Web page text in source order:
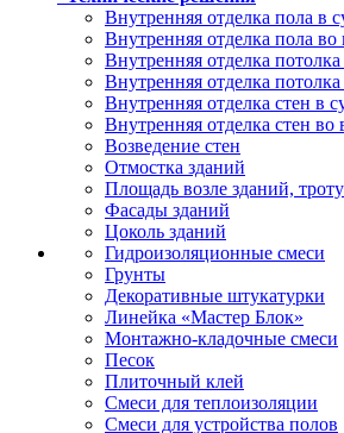
Внутренняя отделка пола в
Внутренняя отделка пола
Внутренняя отделка
Внутренняя отделка
Внутренняя отделка стен в
Внутренняя отделка стен
Возведение стен
Отмостка зданий
Площадь возле зданий,
Фасады зданий
Цоколь зданий
Гидроизоляционные смеси
Грунты
Декоративные штукатурки
Линейка «Мастер Блок»
Монтажно-кладочные смеси
Песок
Плиточный клей
Смеси для теплоизоляции
Смеси для устройства полов